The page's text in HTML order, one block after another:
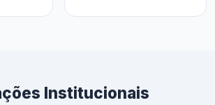
Institucionais